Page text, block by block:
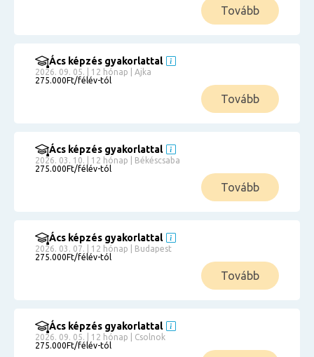
Tovább
Ács képzés gyakorlattal
2026. 09. 05. | 12 hónap | Ajka
275.000Ft/félév-tól
Tovább
Ács képzés gyakorlattal
2026. 03. 10. | 12 hónap | Békéscsaba
275.000Ft/félév-tól
Tovább
Ács képzés gyakorlattal
2026. 03. 07. | 12 hónap | Budapest
275.000Ft/félév-tól
Tovább
Ács képzés gyakorlattal
2026. 09. 05. | 12 hónap | Csolnok
275.000Ft/félév-tól